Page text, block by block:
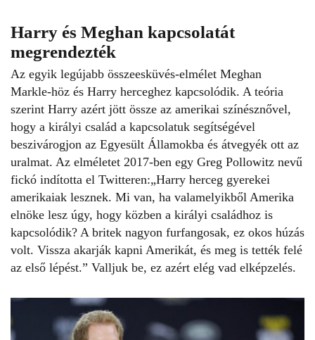
Harry és Meghan kapcsolatát
megrendezték
Az egyik legújabb összeesküvés-elmélet Meghan
Markle-höz és Harry herceghez kapcsolódik. A teória
szerint Harry azért jött össze az amerikai színésznővel,
hogy a királyi család a kapcsolatuk segítségével
beszivárogjon az Egyesült Államokba és átvegyék ott az
uralmat. Az elméletet 2017-ben egy Greg Pollowitz nevű
fickó indította el Twitteren:„Harry herceg gyerekei
amerikaiak lesznek. Mi van, ha valamelyikből Amerika
elnöke lesz úgy, hogy közben a királyi családhoz is
kapcsolódik? A britek nagyon furfangosak, ez okos húzás
volt. Vissza akarják kapni Amerikát, és meg is tették felé
az első lépést.” Valljuk be, ez azért elég vad elképzelés.